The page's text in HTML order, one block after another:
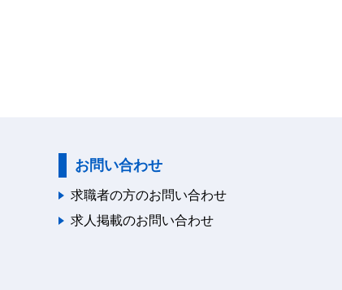
お問い合わせ
求職者の方のお問い合わせ
求人掲載のお問い合わせ